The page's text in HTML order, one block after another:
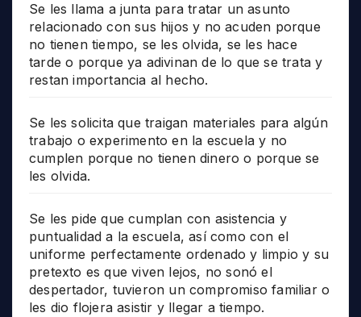
Se les llama a junta para tratar un asunto
relacionado con sus hijos y no acuden porque
no tienen tiempo, se les olvida, se les hace
tarde o porque ya adivinan de lo que se trata y
restan importancia al hecho.
Se les solicita que traigan materiales para algún
trabajo o experimento en la escuela y no
cumplen porque no tienen dinero o porque se
les olvida.
Se les pide que cumplan con asistencia y
puntualidad a la escuela, así como con el
uniforme perfectamente ordenado y limpio y su
pretexto es que viven lejos, no sonó el
despertador, tuvieron un compromiso familiar o
les dio flojera asistir y llegar a tiempo.